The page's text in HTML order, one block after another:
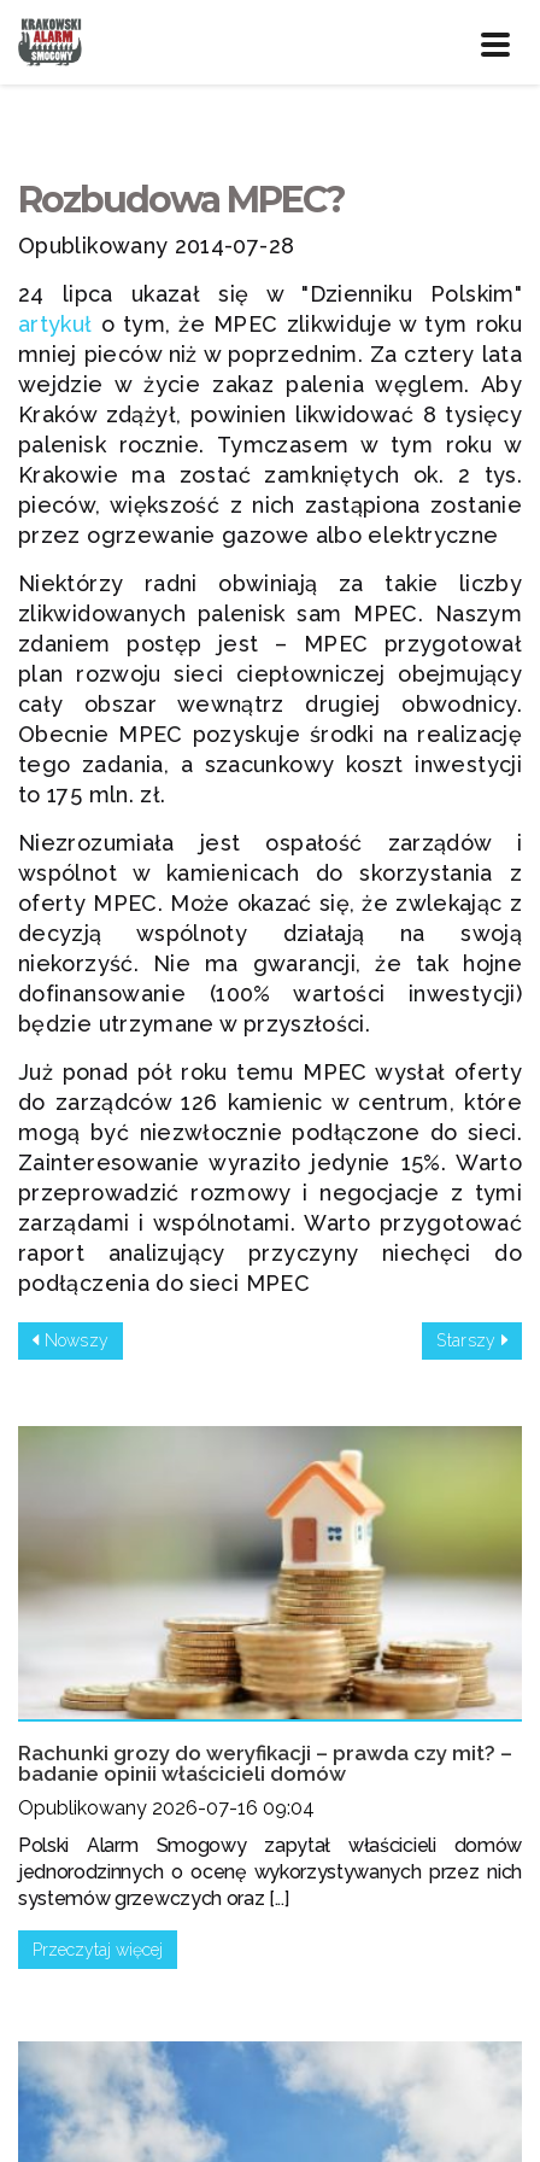
Rozbudowa MPEC?
Opublikowany 2014-07-28
24 lipca ukazał się w "Dzienniku Polskim"
artykuł o tym, że MPEC zlikwiduje w tym roku
mniej pieców niż w poprzednim. Za cztery lata
wejdzie w życie zakaz palenia węglem. Aby
Kraków zdążył, powinien likwidować 8 tysięcy
palenisk rocznie. Tymczasem w tym roku w
Krakowie ma zostać zamkniętych ok. 2 tys.
pieców, większość z nich zastąpiona zostanie
przez ogrzewanie gazowe albo elektryczne
Niektórzy radni obwiniają za takie liczby
zlikwidowanych palenisk sam MPEC. Naszym
zdaniem postęp jest – MPEC przygotował
plan rozwoju sieci ciepłowniczej obejmujący
cały obszar wewnątrz drugiej obwodnicy.
Obecnie MPEC pozyskuje środki na realizację
tego zadania, a szacunkowy koszt inwestycji
to 175 mln. zł.
Niezrozumiała jest ospałość zarządów i
wspólnot w kamienicach do skorzystania z
oferty MPEC. Może okazać się, że zwlekając z
decyzją wspólnoty działają na swoją
niekorzyść. Nie ma gwarancji, że tak hojne
dofinansowanie (100% wartości inwestycji)
będzie utrzymane w przyszłości.
Już ponad pół roku temu MPEC wysłał oferty
do zarządców 126 kamienic w centrum, które
mogą być niezwłocznie podłączone do sieci.
Zainteresowanie wyraziło jedynie 15%. Warto
przeprowadzić rozmowy i negocjacje z tymi
zarządami i wspólnotami. Warto przygotować
raport analizujący przyczyny niechęci do
podłączenia do sieci MPEC
Nowszy Starszy
Rachunki grozy do weryfikacji – prawda czy mit? –
badanie opinii właścicieli domów
Opublikowany 2026-07-16 09:04
Polski Alarm Smogowy zapytał właścicieli domów
jednorodzinnych o ocenę wykorzystywanych przez nich
systemów grzewczych oraz [...]
Przeczytaj więcej